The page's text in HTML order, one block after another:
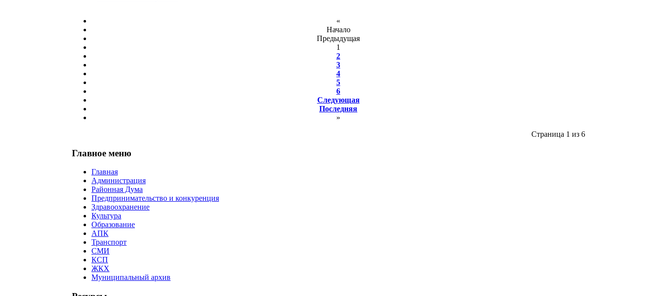
«
Начало
Предыдущая
1
2
3
4
5
6
Следующая
Последняя
»
Страница 1 из 6
Главное меню
Главная
Администрация
Районная Дума
Предпринимательство и конкуренция
Здравоохранение
Культура
Образование
АПК
Транспорт
СМИ
КСП
ЖКХ
Муниципальный архив